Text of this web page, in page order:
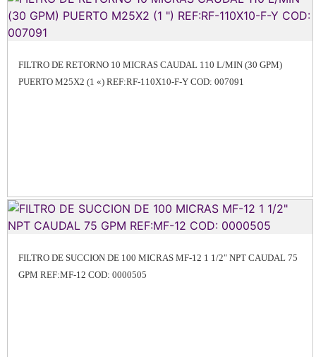
FILTRO DE RETORNO 10 MICRAS CAUDAL 110 L/MIN (30 GPM)
PUERTO M25X2 (1 «) REF:RF-110X10-F-Y COD: 007091
FILTRO DE SUCCION DE 100 MICRAS MF-12 1 1/2″ NPT CAUDAL 75
GPM REF:MF-12 COD: 0000505